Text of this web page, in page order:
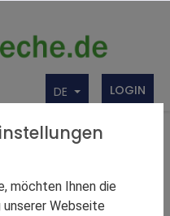
DE LOGIN
möchten Ihnen die
Webseite